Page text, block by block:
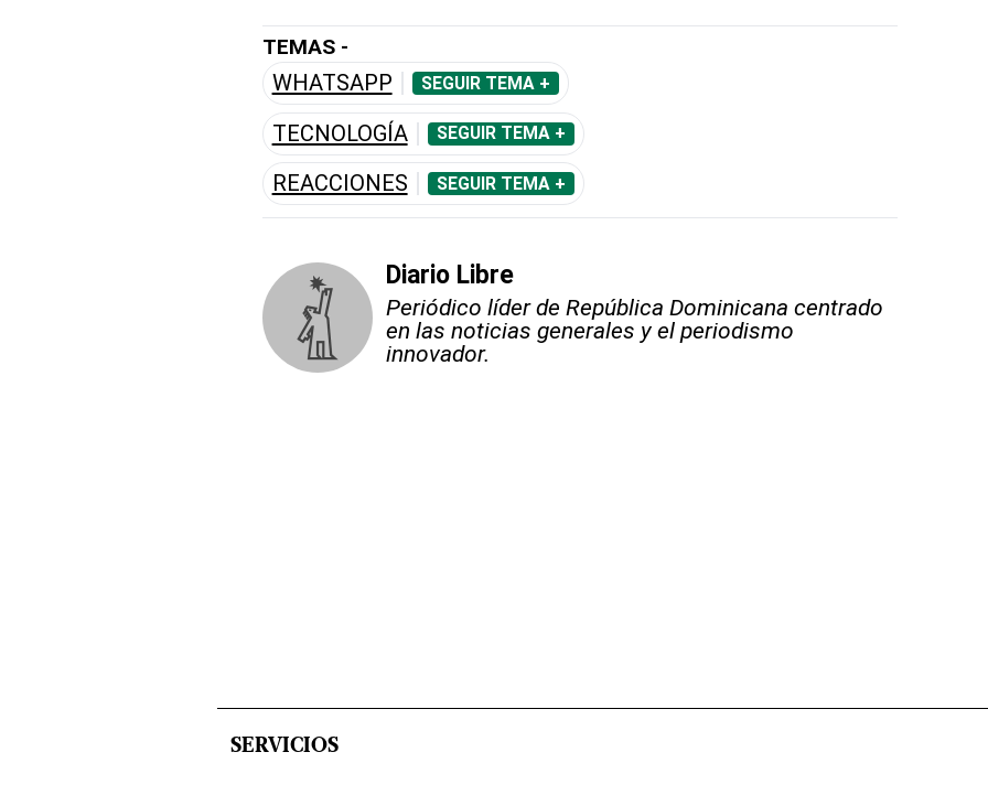
TEMAS -
WHATSAPP SEGUIR TEMA +
TECNOLOGÍA SEGUIR TEMA +
REACCIONES SEGUIR TEMA +
Diario Libre
Periódico líder de República Dominicana centrado
en las noticias generales y el periodismo
innovador.
SERVICIOS